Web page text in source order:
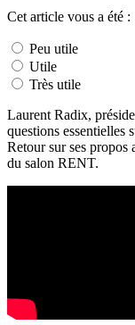
Cet article vous a été :
Peu utile
Utile
Très utile
Laurent Radix,
questions essentielles
Retour sur ses propos
du salon RENT.